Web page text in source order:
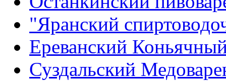
"Яранский
Ереванский
Суздальский